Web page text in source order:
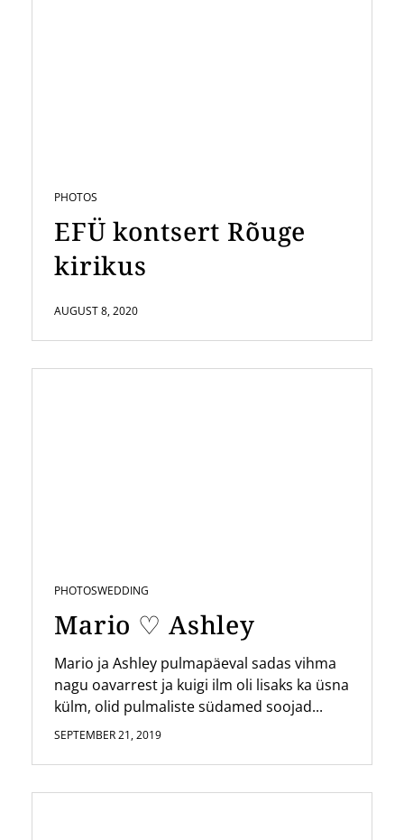
PHOTOS
EFÜ kontsert Rõuge
kirikus
AUGUST 8, 2020
PHOTOSWEDDING
Mario ♡ Ashley
Mario ja Ashley pulmapäeval sadas vihma
nagu oavarrest ja kuigi ilm oli lisaks ka üsna
külm, olid pulmaliste südamed soojad...
SEPTEMBER 21, 2019